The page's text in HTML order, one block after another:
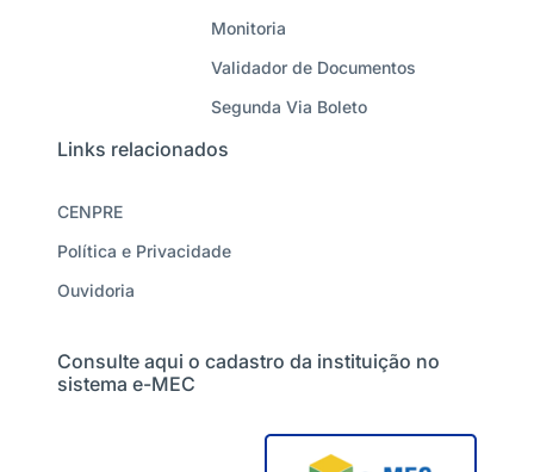
Monitoria
Validador de Documentos
Segunda Via Boleto
Links relacionados
CENPRE
Política e Privacidade
Ouvidoria
Consulte aqui o cadastro da instituição no
sistema e-MEC